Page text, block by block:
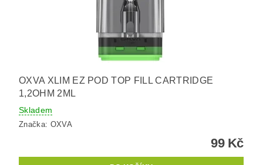
OXVA XLIM EZ POD TOP FILL CARTRIDGE
1,2OHM 2ML
Skladem
Značka: OXVA
99 Kč